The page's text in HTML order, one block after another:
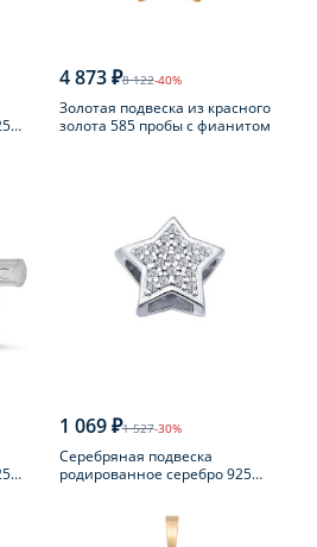
4 873 ₽8 122-40%
Золотая подвеска из красного
золота 585 пробы с фианитом
1 069 ₽1 527-30%
Серебряная подвеска
родированное серебро 925